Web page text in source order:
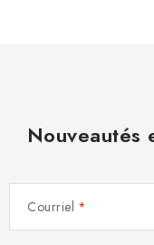
Nouveautés
Courriel